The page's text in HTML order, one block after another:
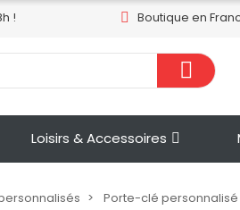
! Boutique en
Loisirs & Accessoires
Porte-clé personnalisé